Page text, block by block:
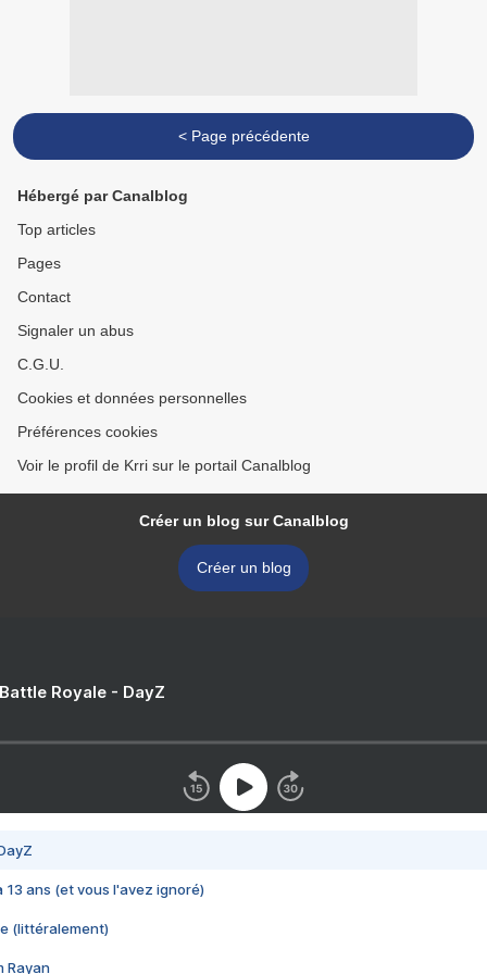
< Page précédente
Hébergé par Canalblog
Top articles
Pages
Contact
Signaler un abus
C.G.U.
Cookies et données personnelles
Préférences cookies
Voir le profil de Krri sur le portail Canalblog
Créer un blog sur Canalblog
Créer un blog
Royale - DayZ
13 ans (et vous l'avez ignoré)
(littéralement)
Rayan